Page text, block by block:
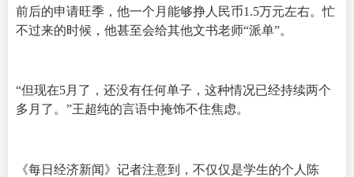
前后的申请旺季，他一个月能够挣人民币1.5万元左右。忙
不过来的时候，他甚至会给其他文书老师“派单”。
“但现在5月了，还没有任何单子，这种情况已经持续两个
多月了。”王超纯的言语中掩饰不住焦虑。
《每日经济新闻》记者注意到，不仅仅是学生的个人陈